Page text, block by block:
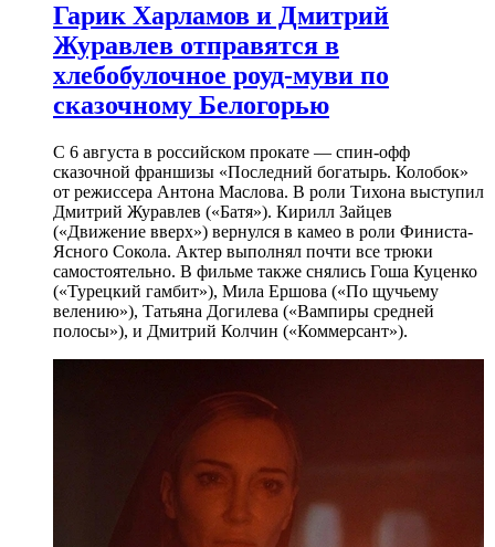
Гарик Харламов и Дмитрий
Журавлев отправятся в
хлебобулочное роуд-муви по
сказочному Белогорью
С 6 августа в российском прокате — спин-офф
сказочной франшизы «Последний богатырь. Колобок»
от режиссера Антона Маслова. В роли Тихона выступил
Дмитрий Журавлев («Батя»). Кирилл Зайцев
(«Движение вверх») вернулся в камео в роли Финиста-
Ясного Сокола. Актер выполнял почти все трюки
самостоятельно. В фильме также снялись Гоша Куценко
(«Турецкий гамбит»), Мила Ершова («По щучьему
велению»), Татьяна Догилева («Вампиры средней
полосы»), и Дмитрий Колчин («Коммерсант»).